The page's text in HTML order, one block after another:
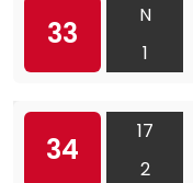
33
N
1
34
17
2